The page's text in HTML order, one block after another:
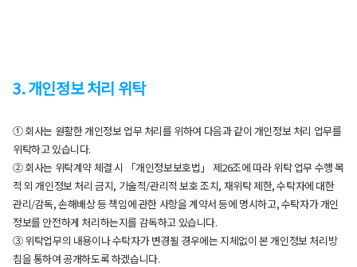
3. 개인정보 처리 위탁
① 회사는 원활한 개인정보 업무 처리를 위하여 다음과 같이 개인정보 처리 업무를
위탁하고 있습니다.
② 회사는 위탁계약 체결 시 「개인정보보호법」 제26조에 따라 위탁 업무 수행 목
적 외 개인정보 처리 금지, 기술적/관리적 보호 조치, 재위탁 제한, 수탁자에 대한
관리/감독, 손해배상 등 책임에 관한 사항을 계약서 등에 명시하고, 수탁자가 개인
정보를 안전하게 처리하는지를 감독하고 있습니다.
③ 위탁업무의 내용이나 수탁자가 변경될 경우에는 지체없이 본 개인정보 처리방
침을 통하여 공개하도록 하겠습니다.